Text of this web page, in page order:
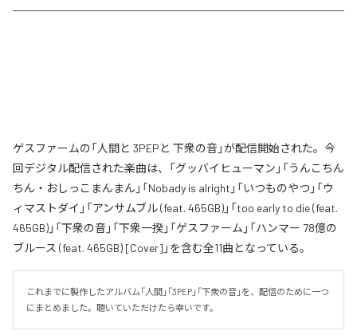
ゲスファームの「人間と 3PEPと 下衆の音」が配信開始された。今
回デジタル配信された楽曲は、「グッバイヒューマン」「うんこちん
ちん・おしっこまんまん」「Nobady is alright」「いつものやつ」「ウ
ィマストダイ」「アンサムブル (feat. 465GB)」「too early to die (feat.
465GB)」「下衆の音」「下衆一揆」「ゲスファーム」「ハンマー 78億の
ブルース (feat. 465GB) [Cover]」を含む全11曲となっている。
これまでに製作したアルバム「人間」「3PEP」「下衆の音」を、配信のために一つ
にまとめました。聴いていただけたら幸いです。